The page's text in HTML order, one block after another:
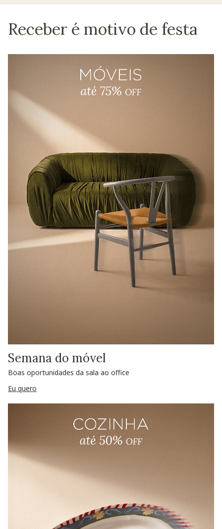
Receber é motivo de festa
Semana do móvel
Boas oportunidades da sala ao office
Eu quero